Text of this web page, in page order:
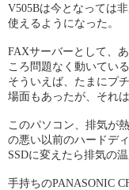
V505Bは今となっては
使えるようになった。
FAXサーバーとして、
ころ問題なく動いている
そういえば、たまにプ
場面もあったが、それ
このパソコン、排気が
の悪い以前のハードデ
SSDに変えたら排気の
手持ちのPANASONIC